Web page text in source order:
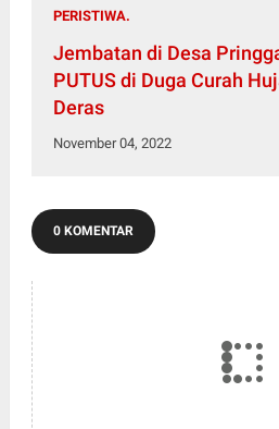
PERISTIWA.
Jembatan di Desa
PUTUS di Duga Curah
Deras
November 04, 2022
0 KOMENTAR